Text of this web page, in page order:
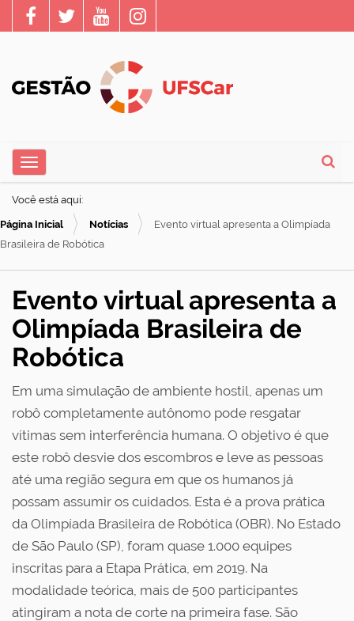
Busca
e
g
Toggle navigation
Você está aqui:
Página Inicial Notícias
Evento virtual apresenta a Olimpíada
Brasileira de Robótica
Evento virtual apresenta a
Olimpíada Brasileira de
Robótica
Em uma simulação de ambiente hostil, apenas um
robô completamente autônomo pode resgatar
vítimas sem interferência humana. O objetivo é que
este robô desvie dos escombros e leve as pessoas
até uma região segura em que os humanos já
possam assumir os cuidados. Esta é a prova prática
da Olimpíada Brasileira de Robótica (OBR). No Estado
de São Paulo (SP), foram quase 1.000 equipes
inscritas para a Etapa Prática, em 2019. Na
modalidade teórica, mais de 500 participantes
atingiram a nota de corte na primeira fase. São